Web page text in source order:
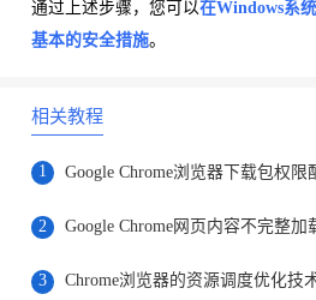
通过上述步骤，您可以在Windows系
基本的安全措施。
相关教程
1
2
3 Chrome浏览器的资源调度优化技